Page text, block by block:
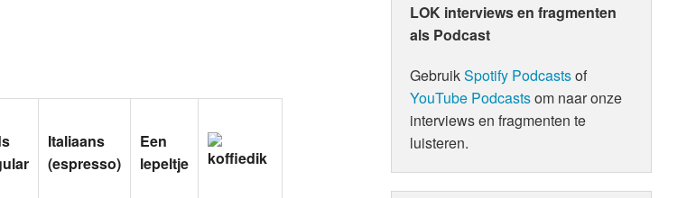
Italiaans
(espresso)
Een
lepeltje
LOK interviews en fragmenten
als Podcast
GebruikSpotify Podcastsof
YouTube Podcastsom naar onze
interviews en fragmenten te
luisteren.